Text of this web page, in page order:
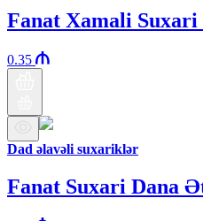
Fanat Xamali Suxari
0.35
Dad əlavəli suxariklər
Fanat Suxari Dana